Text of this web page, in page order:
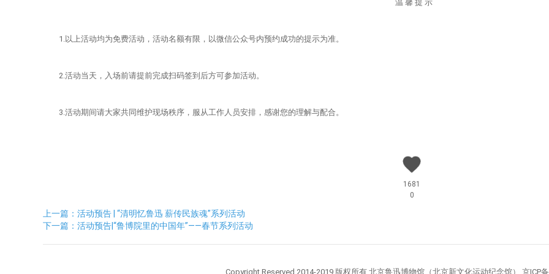
温 馨 提 示
1.以上活动均为免费活动，活动名额有限，以微信公众号内预约成功的提示为准。
2.活动当天，入场前请提前完成扫码签到后方可参加活动。
3.活动期间请大家共同维护现场秩序，服从工作人员安排，感谢您的理解与配合。
1681
0
上一篇：活动预告 | “清明忆鲁迅 薪传民族魂”系列活动
下一篇：活动预告|“鲁博院里的中国年”——春节系列活动
Copyright Reserved 2014-2019 版权所有 北京鲁迅博物馆（北京新文化运动纪念馆） 京ICP